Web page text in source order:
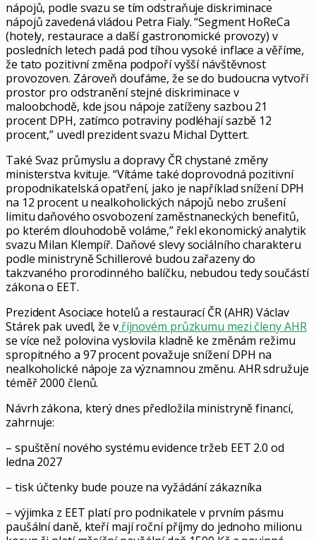
nápojů, podle svazu se tím odstraňuje diskriminace
nápojů zavedená vládou Petra Fialy. “Segment HoReCa
(hotely, restaurace a další gastronomické provozy) v
posledních letech padá pod tíhou vysoké inflace a věříme,
že tato pozitivní změna podpoří vyšší návštěvnost
provozoven. Zároveň doufáme, že se do budoucna vytvoří
prostor pro odstranění stejné diskriminace v
maloobchodě, kde jsou nápoje zatíženy sazbou 21
procent DPH, zatímco potraviny podléhají sazbě 12
procent,” uvedl prezident svazu Michal Dyttert.
Také Svaz průmyslu a dopravy ČR chystané změny
ministerstva kvituje. “Vítáme také doprovodná pozitivní
propodnikatelská opatření, jako je například snížení DPH
na 12 procent u nealkoholických nápojů nebo zrušení
limitu daňového osvobození zaměstnaneckých benefitů,
po kterém dlouhodobě voláme,” řekl ekonomický analytik
svazu Milan Klempíř. Daňové slevy sociálního charakteru
podle ministryně Schillerové budou zařazeny do
takzvaného prorodinného balíčku, nebudou tedy součástí
zákona o EET.
Prezident Asociace hotelů a restaurací ČR (AHR) Václav
Stárek pak uvedl, že vříjnovém průzkumu mezi členy AHR
se více než polovina vyslovila kladně ke změnám režimu
spropitného a 97 procent považuje snížení DPH na
nealkoholické nápoje za významnou změnu. AHR sdružuje
téměř 2000 členů.
Návrh zákona, který dnes předložila ministryně financí,
zahrnuje:
– spuštění nového systému evidence tržeb EET 2.0 od
ledna 2027
– tisk účtenky bude pouze na vyžádání zákazníka
– výjimka z EET platí pro podnikatele v prvním pásmu
paušální daně, kteří mají roční příjmy do jednoho milionu